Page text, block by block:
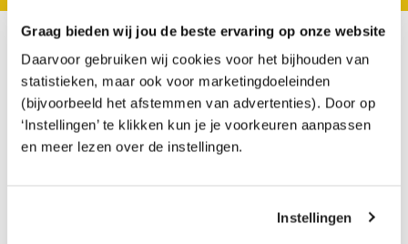
Graag bieden wij jou de beste ervaring op onze website
Daarvoor gebruiken wij cookies voor het bijhouden van
statistieken, maar ook voor marketingdoeleinden
(bijvoorbeeld het afstemmen van advertenties). Door op
‘Instellingen’ te klikken kun je je voorkeuren aanpassen
en meer lezen over de instellingen.
Instellingen
“De afwisseling van
theorie en praktijk gaf
de doorslag”
Schoolkeuze: ouders over de overstap van de